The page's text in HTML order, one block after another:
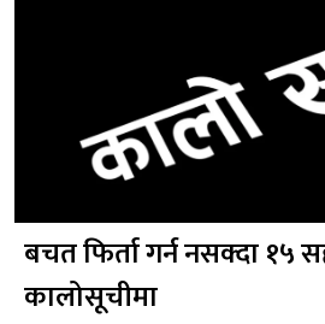
बचत फिर्ता गर्न नसक्दा १५
कालोसूचीमा